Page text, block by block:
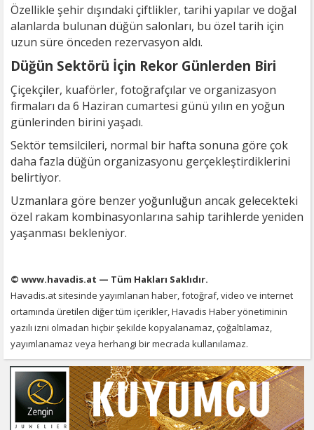
Özellikle şehir dışındaki çiftlikler, tarihi yapılar ve doğal
alanlarda bulunan düğün salonları, bu özel tarih için
uzun süre önceden rezervasyon aldı.
Düğün Sektörü İçin Rekor Günlerden Biri
Çiçekçiler, kuaförler, fotoğrafçılar ve organizasyon
firmaları da 6 Haziran cumartesi günü yılın en yoğun
günlerinden birini yaşadı.
Sektör temsilcileri, normal bir hafta sonuna göre çok
daha fazla düğün organizasyonu gerçekleştirdiklerini
belirtiyor.
Uzmanlara göre benzer yoğunluğun ancak gelecekteki
özel rakam kombinasyonlarına sahip tarihlerde yeniden
yaşanması bekleniyor.
© www.havadis.at — Tüm Hakları Saklıdır.
Havadis.at sitesinde yayımlanan haber, fotoğraf, video ve internet
ortamında üretilen diğer tüm içerikler, Havadis Haber yönetiminin
yazılı izni olmadan hiçbir şekilde kopyalanamaz, çoğaltılamaz,
yayımlanamaz veya herhangi bir mecrada kullanılamaz.